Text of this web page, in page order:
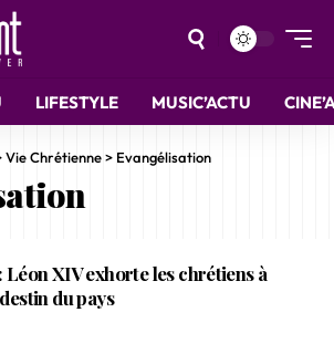
LIFESTYLE MUSIC’ACTU
Vie Chrétienne> Evangélisation
XIV exhorte les chrétiens à
du pays